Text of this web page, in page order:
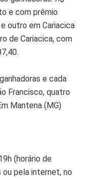
e com prêmio
outro em Cariacica
de Cariacica, com
e cada
Francisco, quatro
Mantena (MG)
(horário de
ou pela internet, no